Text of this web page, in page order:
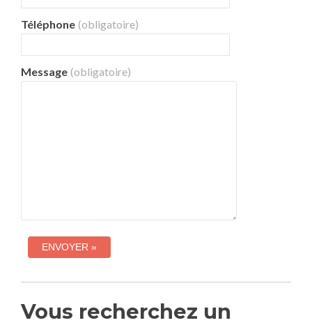
Téléphone (obligatoire)
Message (obligatoire)
Vous recherchez un